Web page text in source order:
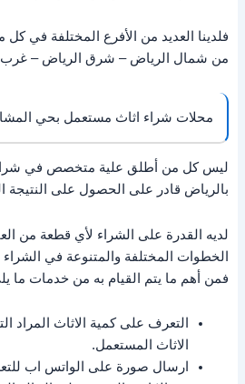
فلدينا العديد من الأفرع المختلفة في
من شمال الرياض – شرق الرياض – غرب
محلات شراء اثاث مستعمل بحي
ليس كل من أطلق علية متخصص في شراء
بالرياض قادر على الحصول على النتيجة
لديه القدرة على الشراء لأي قطعة من
الخطوات المختلفة والمتنوعة في
فمن أهم ما يتم القيام به من خدمات ما
التعرف على كمية الاثاث المراد
الاثاث المستعمل.
ارسال صورة على الواتس اب